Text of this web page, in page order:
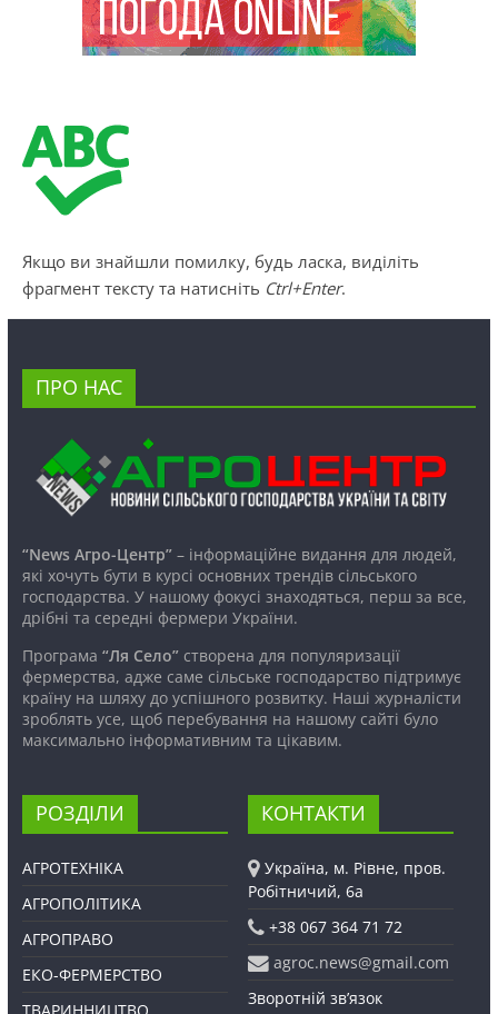
Якщо ви знайшли помилку, будь ласка, виділіть
фрагмент тексту та натисніть Ctrl+Enter.
ПРО НАС
“News Агро-Центр”– інформаційне видання для людей,
які хочуть бути в курсі основних трендів сільського
господарства. У нашому фокусі знаходяться, перш за все,
дрібні та середні фермери України.
Програма “Ля Село”створена для популяризації
фермерства, адже саме сільське господарство підтримує
країну на шляху до успішного розвитку. Наші журналісти
зроблять усе, щоб перебування на нашому сайті було
максимально інформативним та цікавим.
РОЗДІЛИ
АГРОТЕХНІКА
АГРОПОЛІТИКА
АГРОПРАВО
ЕКО-ФЕРМЕРСТВО
КОНТАКТИ
Україна, м. Рівне, пров.
Робітничий, 6а
+38 067 364 71 72
agroc.news@gmail.com
Зворотній зв’язок